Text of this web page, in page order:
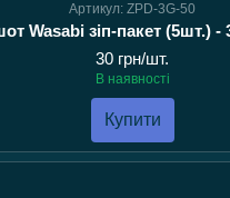
Артикул: ZPD-3G-50
Wasabi зіп-пакет (5шт.) -
30 грн/шт.
В наявності
Купити